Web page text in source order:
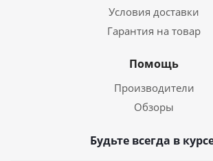
Условия доставки
Гарантия на товар
Помощь
Производители
Обзоры
Будьте всегда в